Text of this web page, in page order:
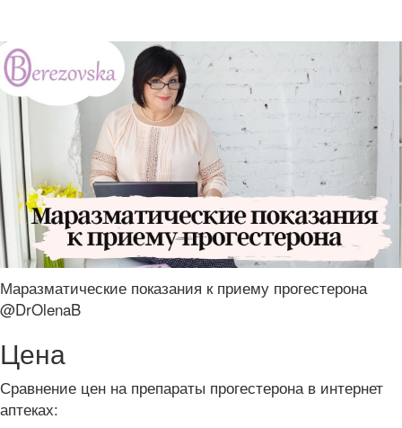
Маразматические показания к приему прогестерона
@DrOlenaB
Цена
Сравнение цен на препараты прогестерона в интернет
аптеках: